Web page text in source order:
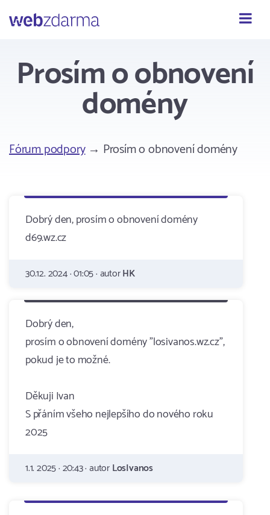
Webzdarma
Prosím o obnovení
domény
Fórum podpory→ Prosím o obnovení domény
Dobrý den, prosím o obnovení domény
d69.wz.cz
30.12. 2024 · 01:05 · autorHK
Dobrý den,
prosím o obnovení domény "losivanos.wz.cz",
pokud je to možné.
Děkuji Ivan
S přáním všeho nejlepšího do nového roku
2025
1.1. 2025 · 20:43 · autorLosIvanos